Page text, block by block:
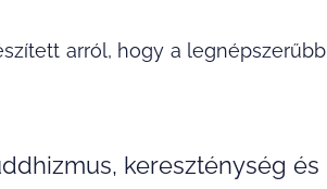
arról, hogy a legnépszerűbb
kereszténység és